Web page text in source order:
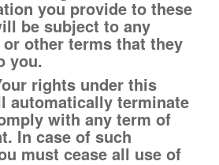
you provide to these
be subject to any
other terms that they
you.
rights under this
automatically terminate
with any term of
In case of such
must cease all use of